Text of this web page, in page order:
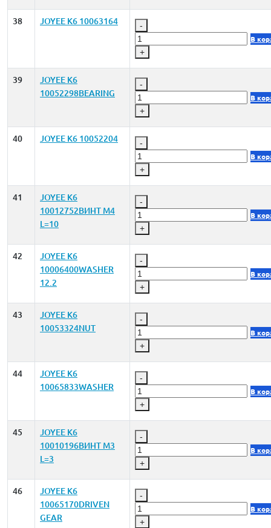
38 JOYEE K6 10063164 -
+
В
39
JOYEE K6
10052298BEARING
-
+
В
40 JOYEE K6 10052204 -
+
В
41
JOYEE K6
10012752ВИНТ M4
L=10
-
+
В
42
JOYEE K6
10006400WASHER
12.2
-
+
В
43
JOYEE K6
10053324NUT
-
+
В
44
JOYEE K6
10065833WASHER
-
+
В
45
JOYEE K6
10010196ВИНТ M3
L=3
-
+
В
46
JOYEE K6
10065170DRIVEN
GEAR
-
+
В